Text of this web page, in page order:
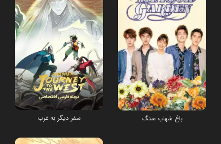
باغ شهاب سنگ سفر دیگر به غرب